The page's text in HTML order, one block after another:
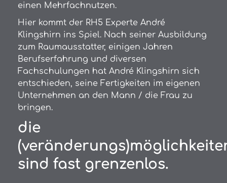
einen Mehrfachnutzen.
Hier kommt der RH5 Experte André
Klingshirn ins Spiel. Nach seiner Ausbildung
zum Raumausstatter, einigen Jahren
Berufserfahrung und diversen
Fachschulungen hat André Klingshirn sich
entschieden, seine Fertigkeiten im eigenen
Unternehmen an den Mann / die Frau zu
bringen.
die
sind fast grenzenlos.